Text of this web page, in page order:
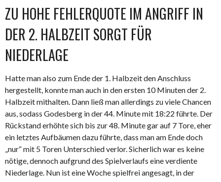
ZU HOHE FEHLERQUOTE IM ANGRIFF IN
DER 2. HALBZEIT SORGT FÜR
NIEDERLAGE
Hatte man also zum Ende der 1. Halbzeit den Anschluss
hergestellt, konnte man auch in den ersten 10 Minuten der 2.
Halbzeit mithalten. Dann ließ man allerdings zu viele Chancen
aus, sodass Godesberg in der 44. Minute mit 18:22 führte. Der
Rückstand erhöhte sich bis zur 48. Minute gar auf 7 Tore, eher
ein letztes Aufbäumen dazu führte, dass man am Ende doch
„nur“ mit 5 Toren Unterschied verlor. Sicherlich war es keine
nötige, dennoch aufgrund des Spielverlaufs eine verdiente
Niederlage. Nun ist eine Woche spielfrei angesagt, in der